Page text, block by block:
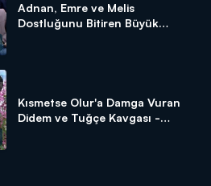
Adnan, Emre ve Melis
Dostluğunu Bitiren Büyük
Kısmetse Olur'a Damga Vuran
Didem ve Tuğçe Kavgası -